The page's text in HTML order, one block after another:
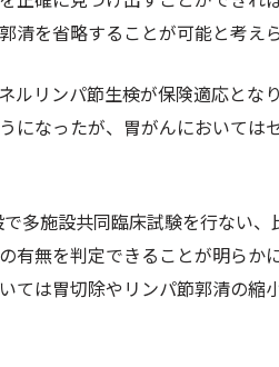
清を省略することが可能と考え
ルリンパ節生検が保険適応と
になったが、胃がんにおいて
多施設共同臨床試験を行ない
有無を判定できることが明ら
ては胃切除やリンパ節郭清の